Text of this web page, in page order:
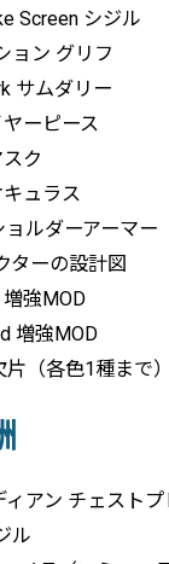
Screen シジル
ョン グリフ
サムダリー
ーピース
ク
キュラス
ョルダーアーマー
ターの設計図
増強MOD
増強MOD
（各色1種まで）
ィアン チェストプ
ル